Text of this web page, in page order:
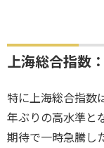
上海総合指数
特に上海総合指数
年ぶりの高水準と
期待で一時急騰し